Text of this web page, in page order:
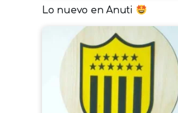
Lo nuevo en Anuti